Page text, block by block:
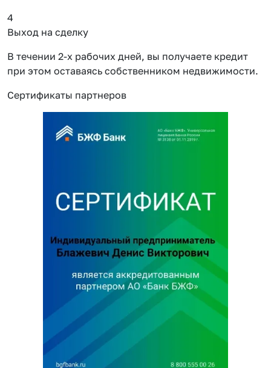
4
Выход на сделку
В течении 2-х рабочих дней, вы получаете кредит
при этом оставаясь собственником недвижимости.
Сертификаты партнеров